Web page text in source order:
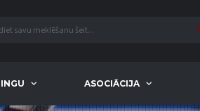
ASOCIĀCIJA